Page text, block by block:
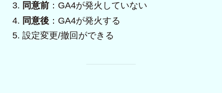
同意前：GA4が発火していない
同意後：GA4が発火する
設定変更/撤回ができる